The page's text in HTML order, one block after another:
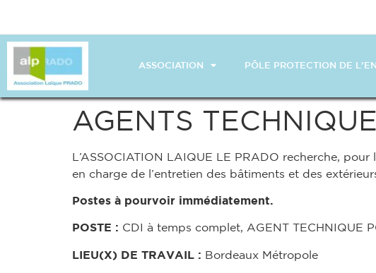
ASSOCIATION PÔLE PROTECTION DE
AGENTS
L’ASSOCIATION LAIQUE LE PRADO recherche, pour
en charge de l’entretien des bâtiments et des
Postes à pourvoir immédiatement.
POSTE : CDI à temps complet, AGENT TECHNIQUE
LIEU(X) DE TRAVAIL : Bordeaux Métropole